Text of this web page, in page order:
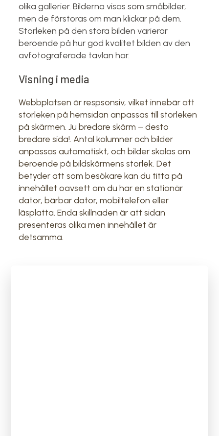
olika gallerier. Bilderna visas som småbilder,
men de förstoras om man klickar på dem.
Storleken på den stora bilden varierar
beroende på hur god kvalitet bilden av den
avfotograferade tavlan har.
Visning i media
Webbplatsen är respsonsiv, vilket innebär att
storleken på hemsidan anpassas till storleken
på skärmen. Ju bredare skärm – desto
bredare sida!. Antal kolumner och bilder
anpassas automatiskt, och bilder skalas om
beroende på bildskärmens storlek. Det
betyder att som besökare kan du titta på
innehållet oavsett om du har en stationär
dator, bärbar dator, mobiltelefon eller
läsplatta. Enda skillnaden är att sidan
presenteras olika men innehållet är
detsamma.